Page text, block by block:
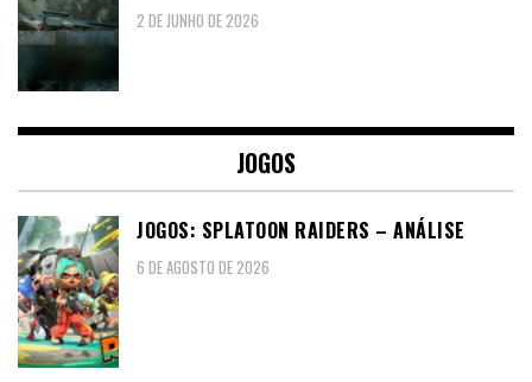
2 DE JUNHO DE 2026
JOGOS
JOGOS: SPLATOON RAIDERS – ANÁLISE
6 DE AGOSTO DE 2026